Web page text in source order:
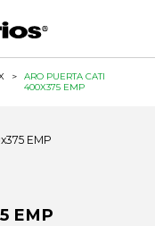
>
ARO PUERTA CATI
400X375 EMP
EMP